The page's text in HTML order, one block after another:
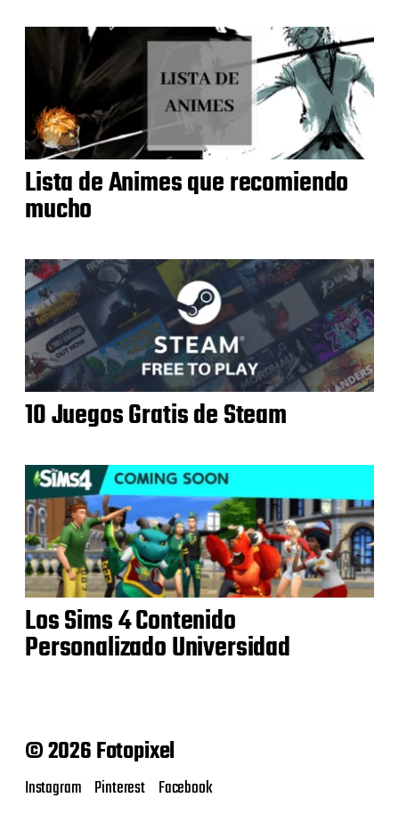
Lista de Animes que recomiendo
mucho
10 Juegos Gratis de Steam
Los Sims 4 Contenido
Personalizado Universidad
© 2026 Fotopixel
Instagram Pinterest Facebook